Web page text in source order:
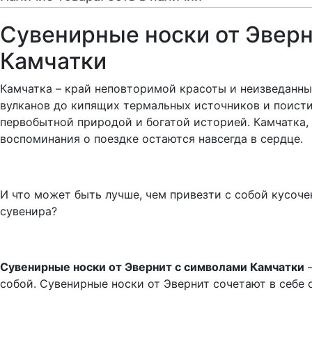
Сувенирные носки от
Камчатки
Камчатка – край неповторимой красоты и
вулканов до кипящих термальных источников и
первобытной природой и богатой историей.
воспоминания о поездке остаются навсегда в сердце.
И что может быть лучше, чем привезти с собой
сувенира?
Сувенирные носки от Эвернит с символами Камчатки
собой. Сувенирные носки от Эвернит сочетают в себе